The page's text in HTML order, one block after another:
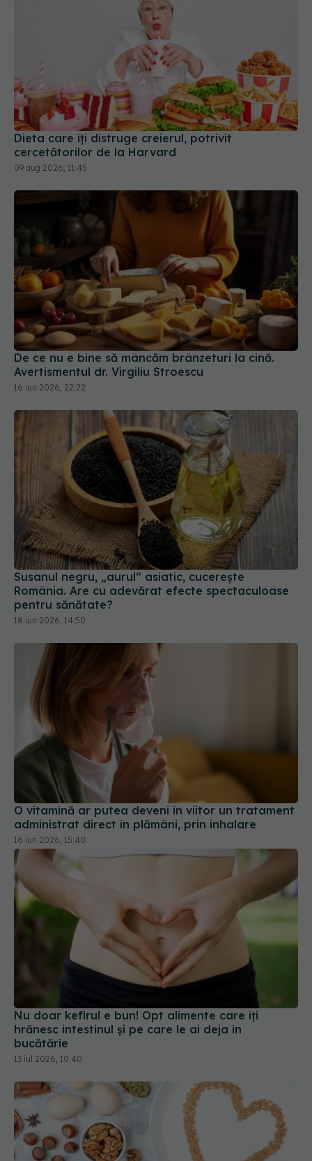
Dieta care îți distruge creierul, potrivit
cercetătorilor de la Harvard
09 aug 2026, 11:45
De ce nu e bine să mâncăm brânzeturi la cină.
Avertismentul dr. Virgiliu Stroescu
16 iun 2026, 22:22
Susanul negru, „aurul” asiatic, cucerește
România. Are cu adevărat efecte spectaculoase
pentru sănătate?
18 iun 2026, 14:50
O vitamină ar putea deveni în viitor un tratament
administrat direct în plămâni, prin inhalare
16 iun 2026, 15:40
Nu doar kefirul e bun! Opt alimente care îți
hrănesc intestinul și pe care le ai deja în
bucătărie
13 iul 2026, 10:40